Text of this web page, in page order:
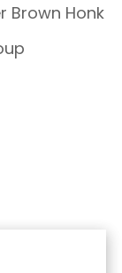
Brown Honk